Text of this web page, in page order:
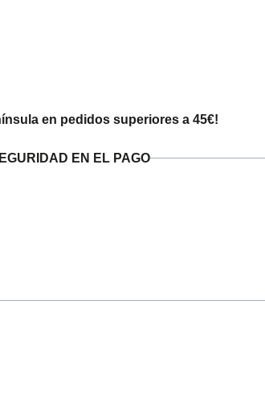
en pedidos superiores a 45€!
EN EL PAGO